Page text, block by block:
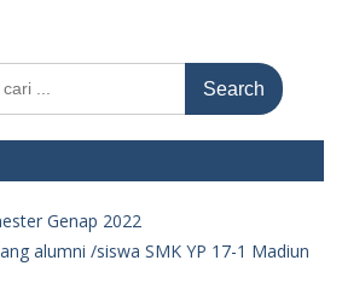
Genap 2022
alumni /siswa SMK YP 17-1 Madiun